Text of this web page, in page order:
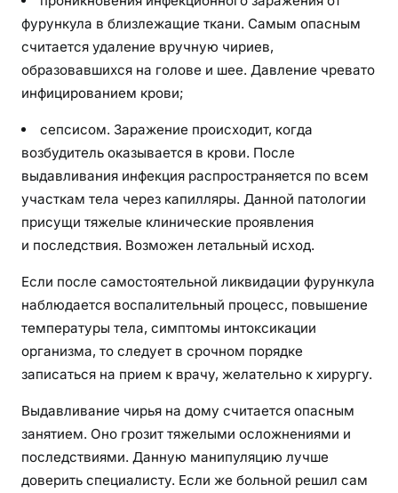
фурункула в близлежащие ткани. Самым опасным
считается удаление вручную чириев,
образовавшихся на голове и шее. Давление чревато
инфицированием крови;
сепсисом. Заражение происходит, когда
возбудитель оказывается в крови. После
выдавливания инфекция распространяется по всем
участкам тела через капилляры. Данной патологии
присущи тяжелые клинические проявления
и последствия. Возможен летальный исход.
Если после самостоятельной ликвидации фурункула
наблюдается воспалительный процесс, повышение
температуры тела, симптомы интоксикации
организма, то следует в срочном порядке
записаться на прием к врачу, желательно к хирургу.
Выдавливание чирья на дому считается опасным
занятием. Оно грозит тяжелыми осложнениями и
последствиями. Данную манипуляцию лучше
доверить специалисту. Если же больной решил сам